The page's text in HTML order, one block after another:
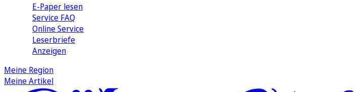
E-Paper lesen
Service FAQ
Online Service
Leserbriefe
Anzeigen
Meine Region
Meine Artikel